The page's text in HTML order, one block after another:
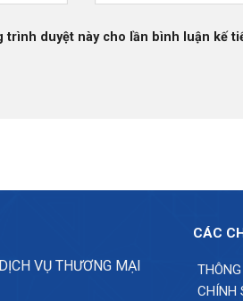
duyệt này cho lần bình luận kế
VỤ THƯƠNG MẠI
CÁC
CHÍNH